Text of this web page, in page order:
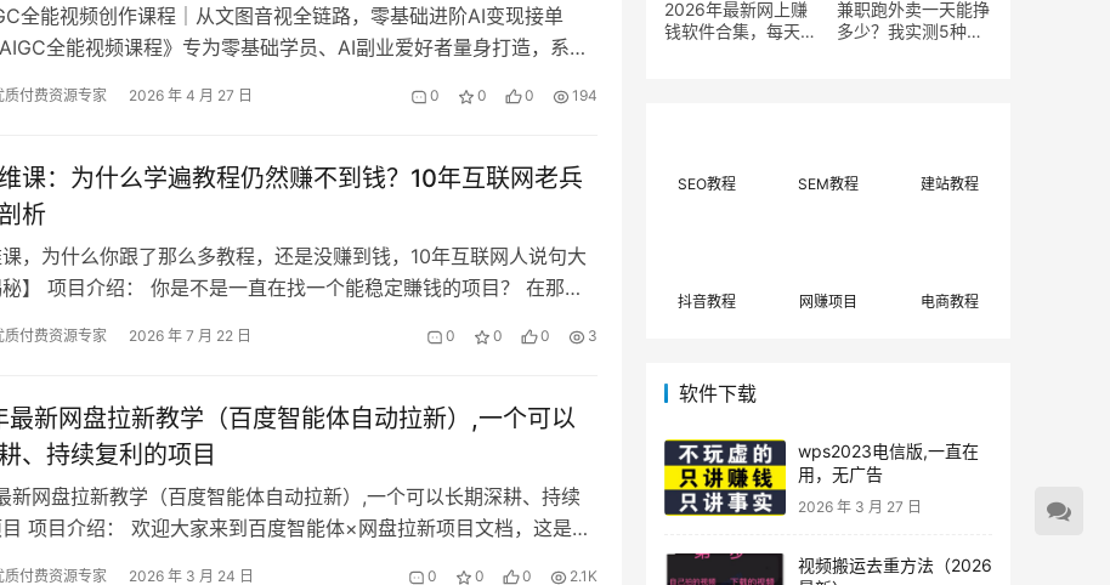
全能视频创作课程｜从文图音视全链路，零基础进阶AI变现接单
全能视频课程》专为零基础学员、AI副业爱好者量身打造，系统
质付费资源专家 2026 年 4 月 27 日 0 0 0 194
课：为什么学遍教程仍然赚不到钱？10年互联网老兵
析
，为什么你跟了那么多教程，还是没赚到钱，10年互联网人说句大
】 项目介绍： 你是不是一直在找一个能稳定賺钱的项目？ 在那些
质付费资源专家 2026 年 7 月 22 日 0 0 0 3
新网盘拉新教学（百度智能体自动拉新）,一个可以
、持续复利的项目
新网盘拉新教学（百度智能体自动拉新）,一个可以长期深耕、持续
项目介绍： 欢迎大家来到百度智能体×网盘拉新项目文档，这是一
质付费资源专家 2026 年 3 月 24 日 0 0 0 2.1K
2026年最新网上赚
钱软件合集，每天免
兼职跑外卖一天能挣
多少？我实测5种接
SEO教程 SEM教程 建站教程
抖音教程 网赚项目 电商教程
软件下载
wps2023电信版,一直在
用，无广告
2026 年 3 月 27 日
视频搬运去重方法（2026